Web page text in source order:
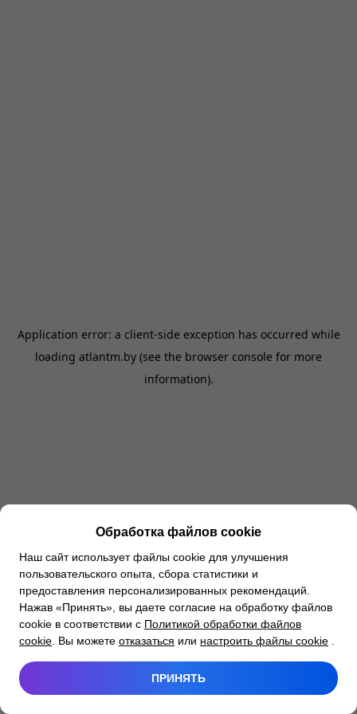
Application error: a client-side exception has occurred while
loading atlantm.by (see the browser console for more
information).
Обработка файлов cookie
Наш сайт использует файлы cookie для улучшения
пользовательского опыта, сбора статистики и
предоставления персонализированных рекомендаций.
Нажав «Принять», вы даете согласие на обработку файлов
cookie в соответствии с Политикой обработки файлов
cookie . Вы можете отказаться или настроить файлы cookie
ПРИНЯТЬ